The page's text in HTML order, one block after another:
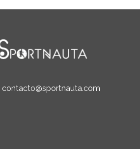
contacto@sportnauta.com